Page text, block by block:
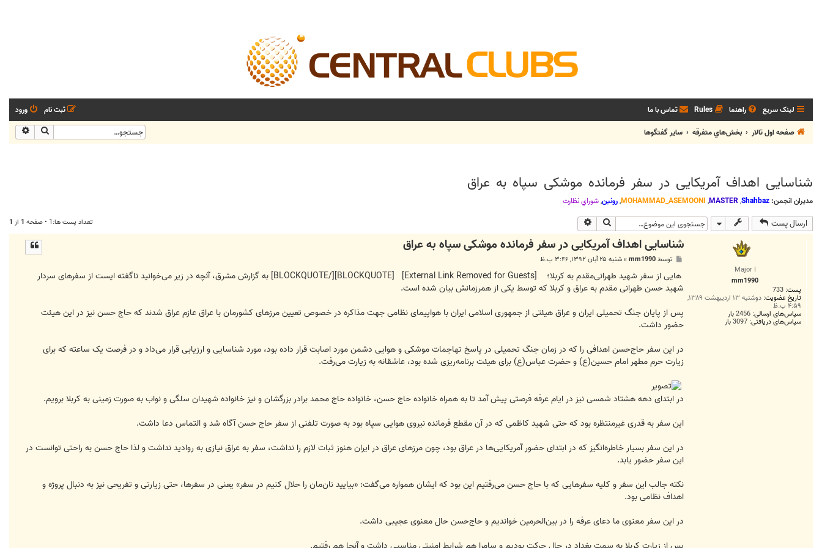
لینک سریع راهنما Rules تماس با ما ورود
ثبت نام
صفحه اول تالار
بخش‌‌هاي متفرقه ساير گفتگوها جستجو
شناسایی اهداف آمریکایی در سفر فرمانده موشکی سپاه به عراق
مدیران انجمن: Shahbaz
,
MASTER
,
MOHAMMAD_ASEMOONI
,رونین,شوراي نظارت
ارسال پست جستجو تعداد پست ها:1 • صفحه 1 از 1
Major I
mm1990
پست: 733
تاریخ عضویت: دوشنبه ۱۳ اردیبهشت ۱۳۸۹,
۴:۵۹ ب.ظ
سپاس‌های ارسالی: 2456 بار
سپاس‌های دریافتی: 3097 بار
شناسایی اهداف آمریکایی در سفر فرمانده موشکی سپاه به عراق
ت
توسطmm1990
»شنبه ۲۵ آبان ۱۳۹۲, ۳:۴۶ ب.ظ
‌هایی از سفر‌ شهید طهرانی‌مقدم به کربلا؛ [External Link Removed for Guests]
[BLOCKQUOTE][/BLOCKQUOTE] به گزارش مشرق، آنچه در زیر می‌خوانید ناگفته ایست از سفرهای سردار
شهید حسن طهرانی مقدم به عراق و کربلا که توسط یکی از همرزمانش بیان شده است.
پس از پایان جنگ تحمیلی ایران و عراق هیئتی از جمهوری اسلامی ایران با هواپیمای نظامی جهت مذاکره در خصوص تعیین مرزهای کشورمان با عراق عازم عراق ‌شدند که حاج‌ حسن نیز در این هیئت
حضور داشت.
در این سفر حاج‌حسن اهدافی را که در زمان جنگ تحمیلی در پاسخ تهاجمات موشکی و هوایی دشمن مورد اصابت قرار داده بود، مورد شناسایی و ارزیابی قرار می‌داد و در فرصت یک ساعته که برای
زیارت حرم مطهر امام حسین(ع) و حضرت عباس(ع) برای هیئت برنامه‌ریزی شده بود، عاشقانه به زیارت می‌رفت.
در ابتدای دهه هشتاد شمسی نیز در ایام عرفه فرصتی پیش آمد تا به همراه خانواده حاج ‌حسن، خانواده حاج ‌محمد برادر بزرگشان و نیز خانواده شهیدان سلگی و نواب به صورت زمینی به کربلا برویم.
این سفر به قدری غیرمنتظره بود که حتی شهید کاظمی که در آن مقطع فرمانده نیروی هوایی سپاه بود به صورت تلفنی از سفر حاج ‌حسن آگاه شد و التماس دعا داشت.
در این سفر بسیار خاطره‌‌انگیز که در ابتدای حضور آمریکایی‌ها در عراق بود، چون مرزهای عراق در ایران هنوز ثبات لازم را نداشت، سفر به عراق نیازی به روادید نداشت و لذا حاج ‌حسن به راحتی توانست در
این سفر حضور یابد.
نکته جالب این سفر و کلیه سفرهایی که با حاج ‌حسن می‌رفتیم این بود که ایشان همواره می‌گفت: «بیایید نان‌مان را حلال کنیم در سفر» یعنی در سفرها، حتی زیارتی و تفریحی نیز به دنبال پروژه و
اهداف نظامی بود.
در این سفر معنوی ما دعای عرفه را در بین‌الحرمین خواندیم و حاج‌حسن حال معنوی عجیبی داشت.